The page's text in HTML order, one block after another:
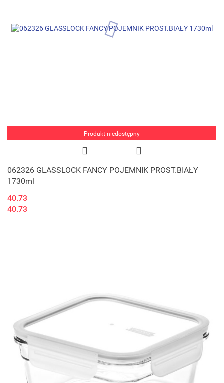
Produkt niedostępny
062326 GLASSLOCK FANCY POJEMNIK PROST.BIAŁY
1730ml
40.73
40.73